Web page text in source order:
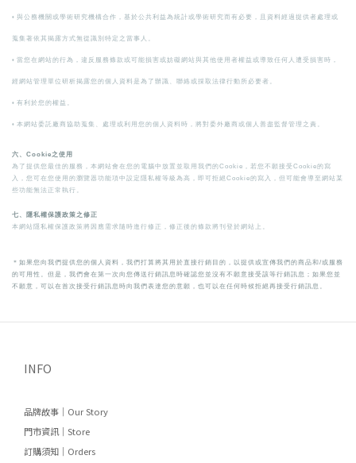
◦ 與公務機關或學術研究機構合作，基於公共利益為統計或學術研究而有必要，且資料經過提供者處理或
蒐集著依其揭露方式無從識別特定之當事人。
◦ 當您在網站的行為，違反服務條款或可能損害或妨礙網站與其他使用者權益或導致任何人遭受損害時，
經網站管理單位研析揭露您的個人資料是為了辦識、聯絡或採取法律行動所必要者。
◦ 有利於您的權益。
◦ 本網站委託廠商協助蒐集、處理或利用您的個人資料時，將對委外廠商或個人善盡監督管理之責。
六、Cookie之使用
為了提供您最佳的服務，本網站會在您的電腦中放置並取用我們的Cookie，若您不願接受Cookie的寫
入，您可在您使用的瀏覽器功能項中設定隱私權等級為高，即可拒絕Cookie的寫入，但可能會導至網站某
些功能無法正常執行。
七、隱私權保護政策之修正
本網站隱私權保護政策將因應需求隨時進行修正，修正後的條款將刊登於網站上。
＊如果您向我們提供您的個人資料，我們打算將其用於直接行銷目的，以提供或宣傳我們的商品和/或服務
的可用性。但是，我們會在第一次向您傳送行銷訊息時確認您並沒有不願意接受該等行銷訊息；如果您並
不願意，可以在首次接受行銷訊息時向我們表達您的意願，也可以在任何時候拒絕再接受行銷訊息。
INFO
品牌故事｜Our Story
門市資訊｜Store
訂購須知｜Orders